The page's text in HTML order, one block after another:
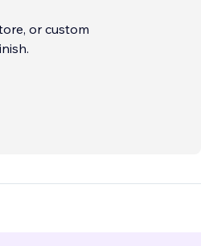
or custom
Built